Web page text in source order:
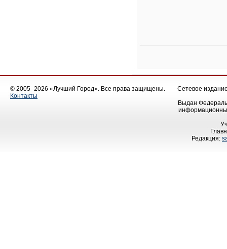
© 2005–2026 «Лучший Город». Все права защищены.
Контакты
Сетевое
Выдан
Редакция: